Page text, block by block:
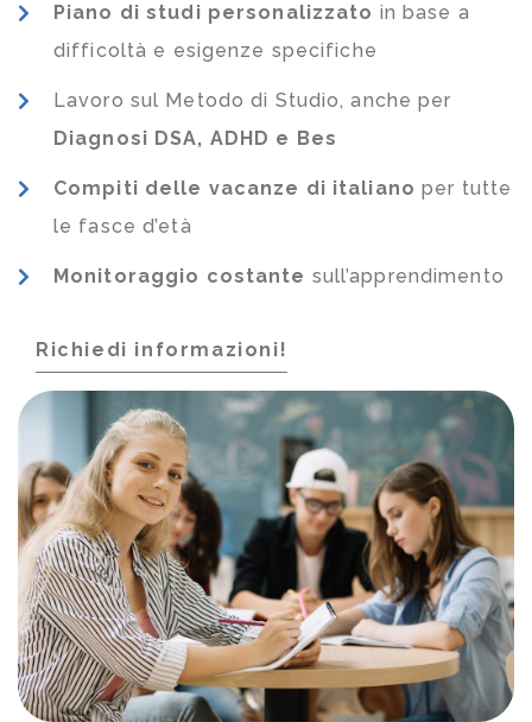
Piano di studi personalizzato in base a
difficoltà e esigenze specifiche
Lavoro sul Metodo di Studio, anche per
Diagnosi DSA, ADHD e Bes
Compiti delle vacanze di italiano per tutte
le fasce d’età
Monitoraggio costante sull’apprendimento
Richiedi informazioni!